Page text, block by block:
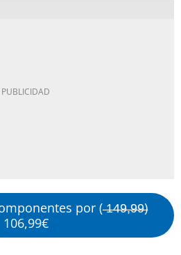
por ( ̶1̶4̶9̶,̶9̶9̶)
106,99€